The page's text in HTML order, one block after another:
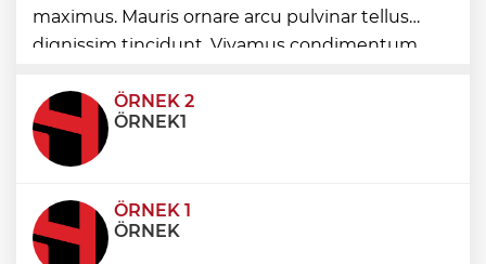
Balıkesir’de kadın muhtarlar dayanışma
kahvaltısında
maximus. Mauris ornare arcu pulvinar tellus
dignissim tincidunt. Vivamus condimentum
condimentum eros et, faucibus sapien. Praese
ÖRNEK 2
ÖRNEK1
ÖRNEK 1
ÖRNEK